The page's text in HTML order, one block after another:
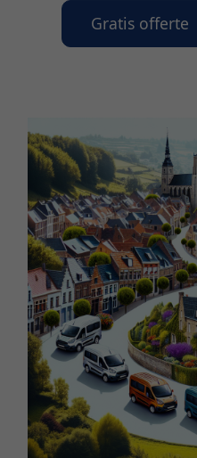
Gratis offerte